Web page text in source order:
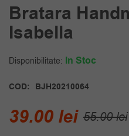
Bratara
Isabella
Disponibilitate: In Stoc
COD: BJH20210064
55.00lei
39.00 lei